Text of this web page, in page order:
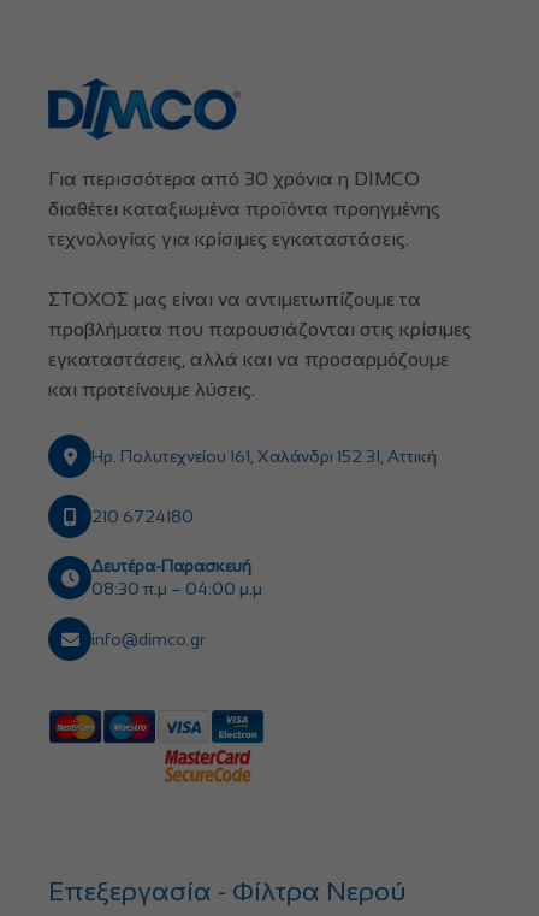
Για περισσότερα από 30 χρόνια η DIMCO
διαθέτει καταξιωμένα προϊόντα προηγμένης
τεχνολογίας για κρίσιμες εγκαταστάσεις.
ΣΤΟΧΟΣ μας είναι να αντιμετωπίζουμε τα
προβλήματα που παρουσιάζονται στις κρίσιμες
εγκαταστάσεις, αλλά και να προσαρμόζουμε
και προτείνουμε λύσεις.
Ηρ. Πολυτεχνείου 161, Χαλάνδρι 152 31, Αττική
210 6724180
Δευτέρα-Παρασκευή
08:30 π.μ – 04:00 μ.μ
info@dimco.gr
Επεξεργασία - Φίλτρα Νερού